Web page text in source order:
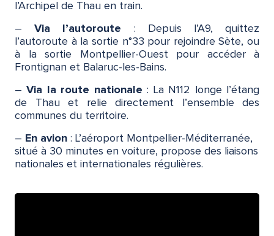
l’Archipel de Thau en train.
–Via l’autoroute : Depuis l’A9, quittez
l’autoroute à la sortie n°33 pour rejoindre Sète, ou
à la sortie Montpellier-Ouest pour accéder à
Frontignan et Balaruc-les-Bains.
–Via la route nationale : La N112 longe l’étang
de Thau et relie directement l’ensemble des
communes du territoire.
– En avion : L’aéroport Montpellier-Méditerranée,
situé à 30 minutes en voiture, propose des liaisons
nationales et internationales régulières.